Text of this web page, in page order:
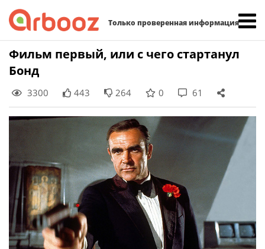
Только проверенная информация
Skip
content
Фильм первый, или с чего стартанул
Бонд
3300 443 264 0 61
Найти: